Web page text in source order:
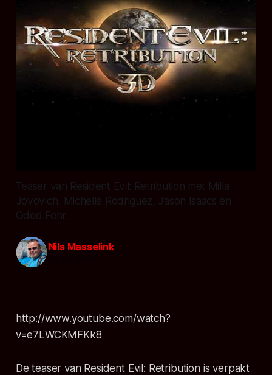
Teaser van Resident Evil: Retribution met Milla
Jovovich, Michelle Rodriguez, Jason Isaacs en
Oded Fehr.
Nils Masselink
http://www.youtube.com/watch?
v=e7LWCKMFKk8
De teaser van Resident Evil: Retribution is verpakt